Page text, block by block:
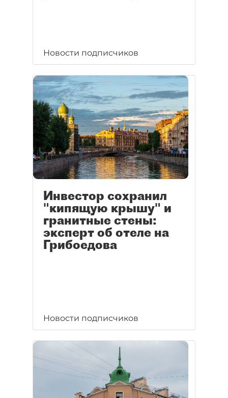
Новости подписчиков
Инвестор сохранил
"кипящую крышу" и
гранитные стены:
эксперт об отеле на
Грибоедова
Новости подписчиков